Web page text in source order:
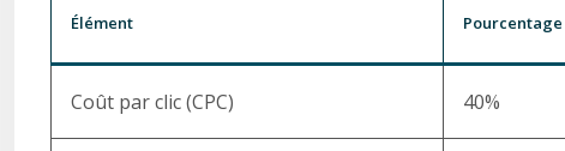
Élément
Coût par clic (CPC) 40%